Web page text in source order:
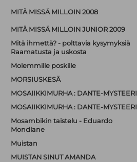
MITÄ MISSÄ MILLOIN 2008
MITÄ MISSÄ MILLOIN JUNIOR 2009
Mitä ihmettä? - polttavia kysymyksiä
Raamatusta ja uskosta
Molemmille poskille
MORSIUSKESÄ
MOSAIIKKIMURHA : DANTE-MYSTEERI
MOSAIIKKIMURHA : DANTE-MYSTEERI
Mosambikin taistelu - Eduardo
Mondlane
Muistan
MUISTAN SINUT AMANDA